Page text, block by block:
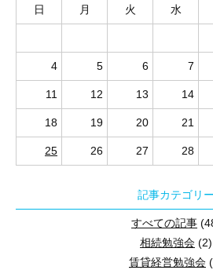
日
月 火 水
4 5 6 7
11 12 13 14
18 19 20 21
25 26 27 28
記事カテゴリー
すべての記事
相続勉強会 (2)
賃貸経営勉強会
★★★ 来場とwebの同時開催してい
セミナー内容（ポイント）
生命保険のプロの観点から
介護保険を分かりやすく解説します！
国の介護保険制度はどのような仕組み
また、保険を活用した相続税対策につ
高齢者が自分一人では生活できなくな
要介護認定を受けてからお亡くなりに